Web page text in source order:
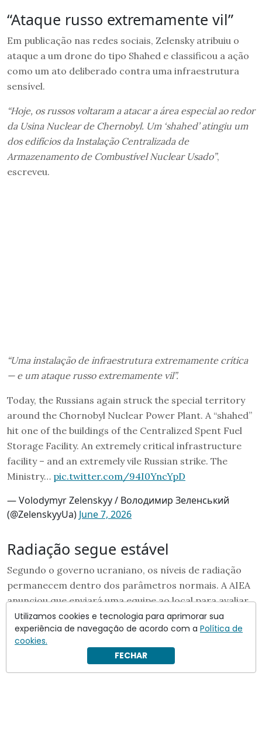
“Ataque russo extremamente vil”
Em publicação nas redes sociais, Zelensky atribuiu o
ataque a um drone do tipo Shahed e classificou a ação
como um ato deliberado contra uma infraestrutura
sensível.
“Hoje, os russos voltaram a atacar a área especial ao redor
da Usina Nuclear de Chernobyl. Um ‘shahed’ atingiu um
dos edifícios da Instalação Centralizada de
Armazenamento de Combustível Nuclear Usado”,
escreveu.
“Uma instalação de infraestrutura extremamente crítica
— e um ataque russo extremamente vil”.
Today, the Russians again struck the special territory
around the Chornobyl Nuclear Power Plant. A “shahed”
hit one of the buildings of the Centralized Spent Fuel
Storage Facility. An extremely critical infrastructure
facility – and an extremely vile Russian strike. The
Ministry… pic.twitter.com/94I0YncYpD
— Volodymyr Zelenskyy / Володимир Зеленський
(@ZelenskyyUa) June 7, 2026
Radiação segue estável
Segundo o governo ucraniano, os níveis de radiação
permanecem dentro dos parâmetros normais. A AIEA
anunciou que enviará uma equipe ao local para avaliar
os impactos do ataque.
Utilizamos cookies e tecnologia para aprimorar sua
experiência de navegação de acordo com a Política de
cookies.
FECHAR